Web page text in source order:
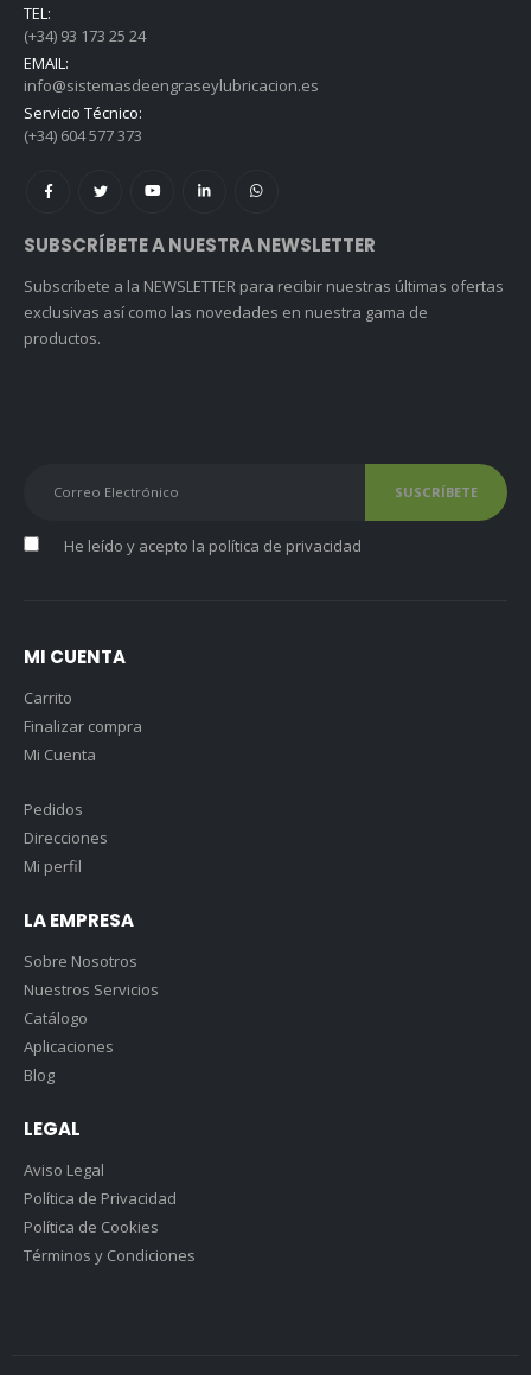
TEL:
(+34) 93 173 25 24
EMAIL:
info@sistemasdeengraseylubricacion.es
Servicio Técnico:
(+34) 604 577 373
SUBSCRÍBETE A NUESTRA NEWSLETTER
Subscríbete a la NEWSLETTER para recibir nuestras últimas ofertas
exclusivas así como las novedades en nuestra gama de
productos.
He leído y acepto la política de privacidad
MI CUENTA
Carrito
Finalizar compra
Mi Cuenta
Pedidos
Direcciones
Mi perfil
LA EMPRESA
Sobre Nosotros
Nuestros Servicios
Catálogo
Aplicaciones
Blog
LEGAL
Aviso Legal
Política de Privacidad
Política de Cookies
Términos y Condiciones